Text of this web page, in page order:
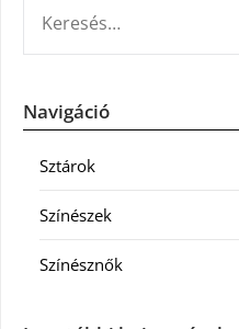
Navigáció
Sztárok
Színészek
Színésznők